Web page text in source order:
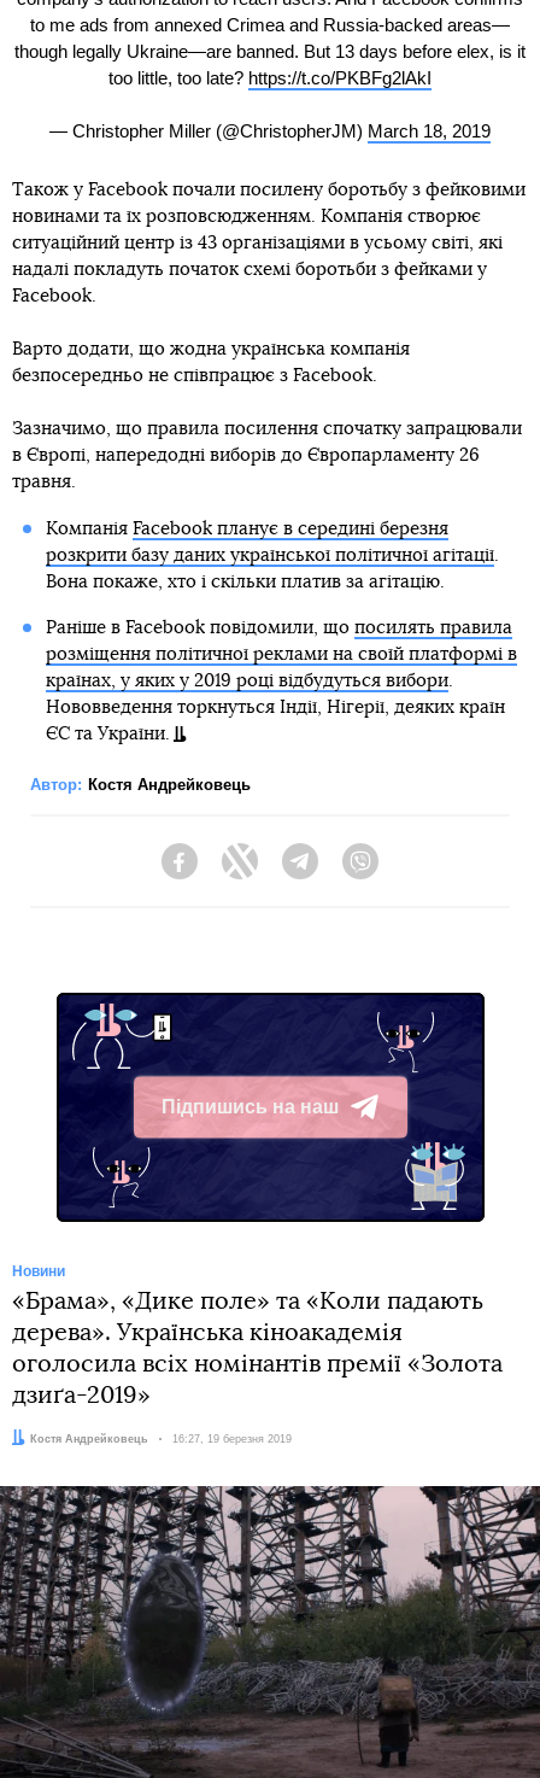
to me ads from annexed Crimea and Russia-backed areas—
though legally Ukraine—are banned. But 13 days before elex, is it
too little, too late? https://t.co/PKBFg2lAkI
— Christopher Miller (@ChristopherJM) March 18, 2019
Також у Facebook почали посилену боротьбу з фейковими
новинами та їх розповсюдженням. Компанія створює
ситуаційний центр із 43 організаціями в усьому світі, які
надалі покладуть початок схемі боротьби з фейками у
Facebook.
Варто додати, що жодна українська компанія
безпосередньо не співпрацює з Facebook.
Зазначимо, що правила посилення спочатку запрацювали
в Європі, напередодні виборів до Європарламенту 26
травня.
Компанія Facebook планує в середині березня
розкрити базу даних української політичної агітації.
Вона покаже, хто і скільки платив за агітацію.
Раніше в Facebook повідомили, що посилять правила
розміщення політичної реклами на своїй платформі в
країнах, у яких у 2019 році відбудуться вибори.
Нововведення торкнуться Індії, Нігерії, деяких країн
ЄС та України.
Автор: Костя Андрейковець
FacebookTwitter Telegram
Підпишись на наш
Telegram
Новини
«Брама», «Дике поле» та «Коли падають
дерева». Українська кіноакадемія
оголосила всіх номінантів премії «Золота
дзиґа-2019»
Автор:Костя Андрейковець Дата:
16:27, 19 березня 2019